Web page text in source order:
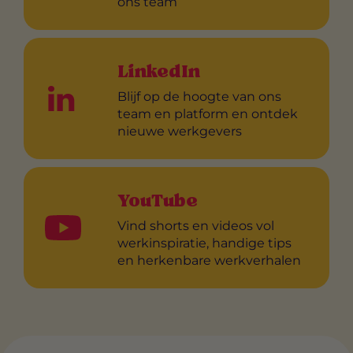
LinkedIn
Blijf op de hoogte van ons
team en platform en ontdek
nieuwe werkgevers
YouTube
Vind shorts en videos vol
werkinspiratie, handige tips
en herkenbare werkverhalen